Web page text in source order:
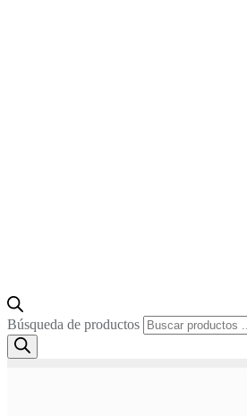
Búsqueda de productos